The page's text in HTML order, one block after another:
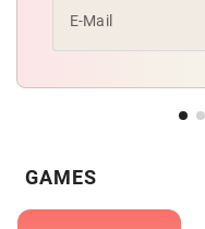
E-Mail
GAMES